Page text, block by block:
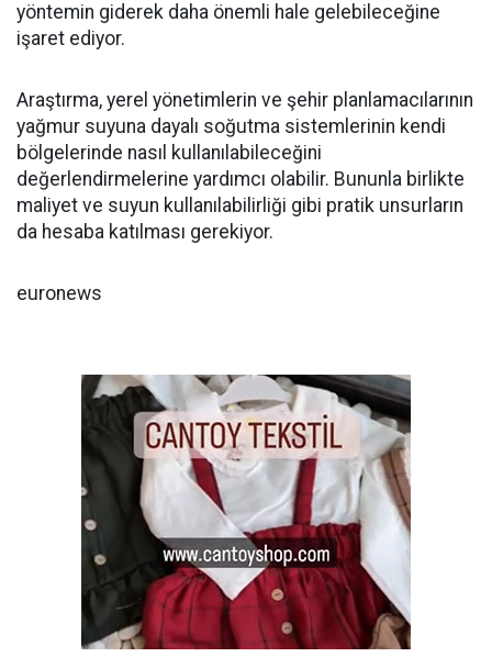
yöntemin giderek daha önemli hale gelebileceğine
işaret ediyor.
Araştırma, yerel yönetimlerin ve şehir planlamacılarının
yağmur suyuna dayalı soğutma sistemlerinin kendi
bölgelerinde nasıl kullanılabileceğini
değerlendirmelerine yardımcı olabilir. Bununla birlikte
maliyet ve suyun kullanılabilirliği gibi pratik unsurların
da hesaba katılması gerekiyor.
euronews